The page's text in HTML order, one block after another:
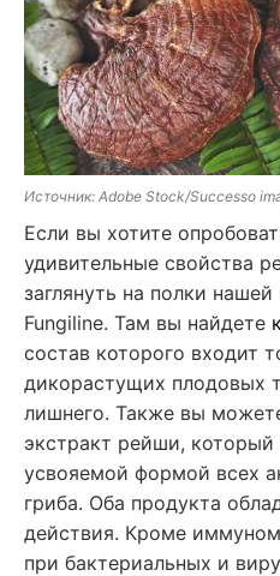
Источник: Adobe Stock/Successo
Если вы хотите
удивительные свойства
заглянуть на полки нашей
Fungiline. Там вы найдете
состав которого входит
дикорастущих плодовых
лишнего. Также вы
экстракт рейши, который
усвояемой формой всех
гриба. Оба продукта
действия. Кроме
при бактериальных и